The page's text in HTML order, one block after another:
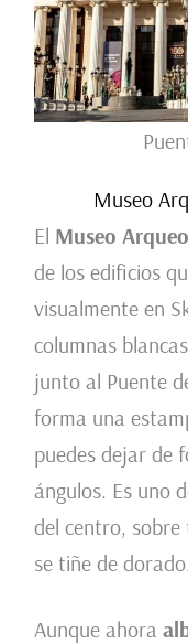
Museo
El Museo
de los edificios
visualmente en
columnas
junto al Puente
forma una
puedes dejar de
ángulos. Es uno
del centro,
se tiñe de dorado.
Aunque ahora